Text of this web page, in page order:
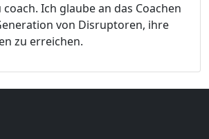
Ich glaube an das Coachen
von Disruptoren, ihre
zu erreichen.